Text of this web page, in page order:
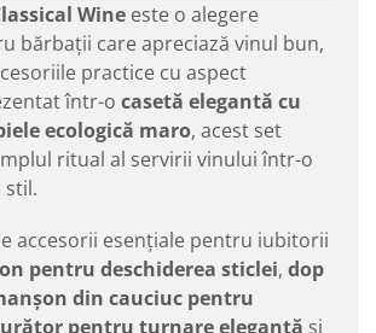
Wine este o alegere
bărbații care apreciază vinul bun,
practice cu aspect
într-o casetă elegantă cu
ecologică maro, acest set
ritual al servirii vinului într-o
stil.
accesorii esențiale pentru iubitorii
pentru deschiderea sticlei, dop
din cauciuc pentru
pentru turnare elegantă și